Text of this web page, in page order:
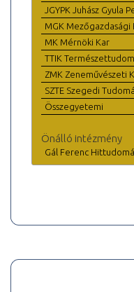
JGYPK Juhász Gyula
MGK Mezőgazdasági
MK Mérnöki Kar
TTIK
ZMK Zeneművészeti
SZTE Szegedi
Összegyetemi
Önálló intézmény
Gál Ferenc